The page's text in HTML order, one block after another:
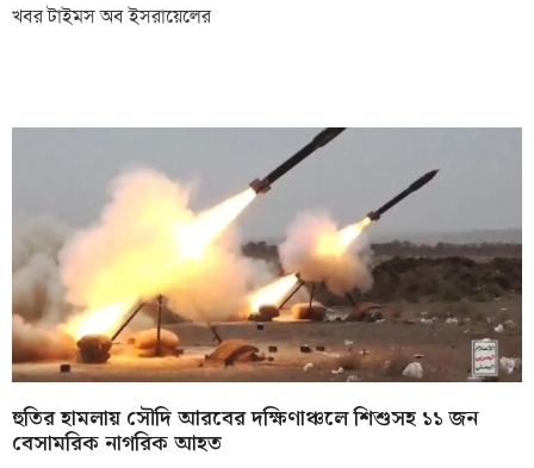
খবর টাইমস অব ইসরায়েলের
হুতির হামলায় সৌদি আরবের দক্ষিণাঞ্চলে শিশুসহ ১১ জন
বেসামরিক নাগরিক আহত